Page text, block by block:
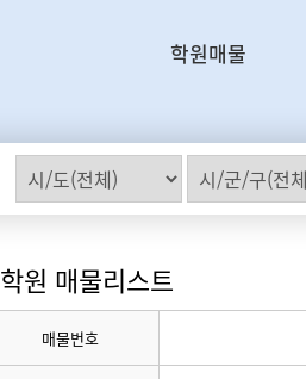
학원매물
학원 매물리스트
매물번호